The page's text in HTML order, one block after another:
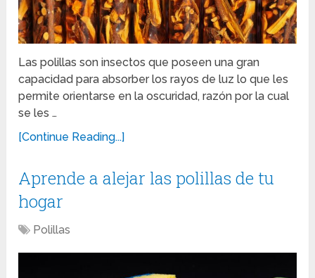
Las polillas son insectos que poseen una gran
capacidad para absorber los rayos de luz lo que les
permite orientarse en la oscuridad, razón por la cual
se les …
[Continue Reading...]
Aprende a alejar las polillas de tu
hogar
Polillas